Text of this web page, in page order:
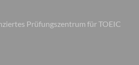
Prüfungszentrum für TOEIC